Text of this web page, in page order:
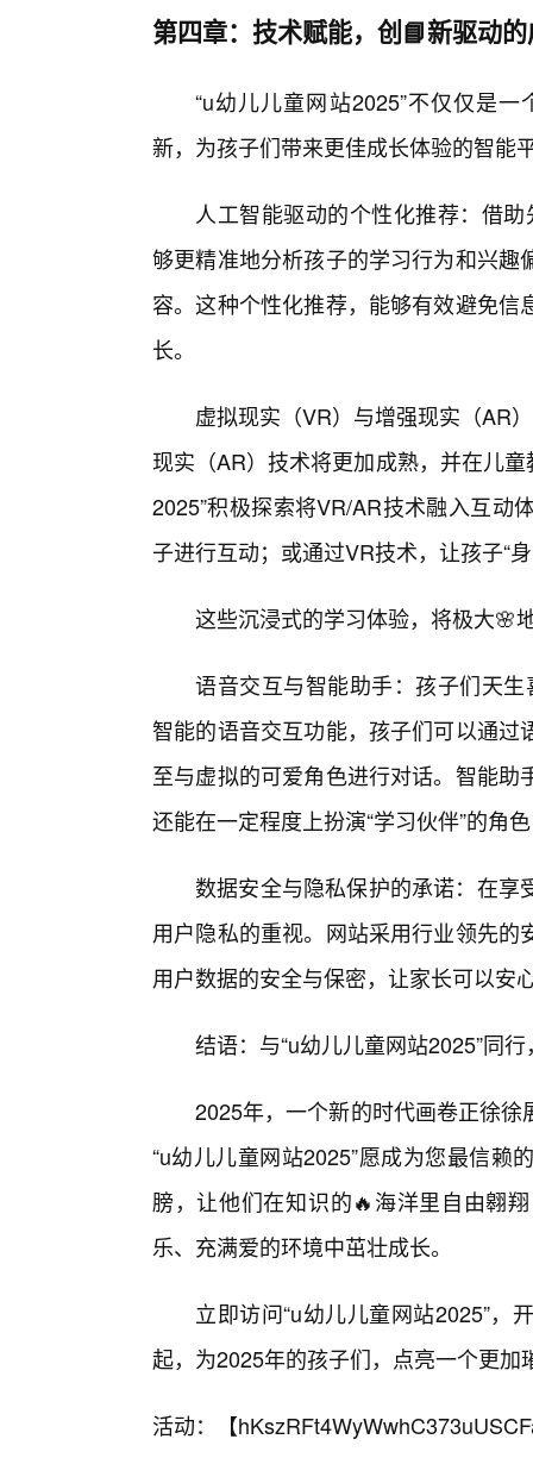
第四章：技术赋能，创📘新驱动
“u幼儿儿童网站2025”不仅仅是
新，为孩子们带来更佳成长体验的智能
人工智能驱动的个性化推荐：借
够更精准地分析孩子的学习行为和兴
容。这种个性化推荐，能够有效避免
长。
虚拟现实（VR）与增强现实（AR
现实（AR）技术将更加成熟，并在儿
2025”积极探索将VR/AR技术融入互动
子进行互动；或通过VR技术，让孩子“
这些沉浸式的学习体验，将极大🌸
语音交互与智能助手：孩子们天
智能的语音交互功能，孩子们可以通
至与虚拟的可爱角色进行对话。智能
还能在一定程度上扮演“学习伙伴”的角
数据安全与隐私保护的承诺：在享
用户隐私的重视。网站采用行业领先
用户数据的安全与保密，让家长可以安
结语：与“u幼儿儿童网站2025”同
2025年，一个新的时代画卷正徐
“u幼儿儿童网站2025”愿成为您最信赖
膀，让他们在知识的🔥海洋里自由翱
乐、充满爱的环境中茁壮成长。
立即访问“u幼儿儿童网站2025”，
起，为2025年的孩子们，点亮一个更加
活动：【